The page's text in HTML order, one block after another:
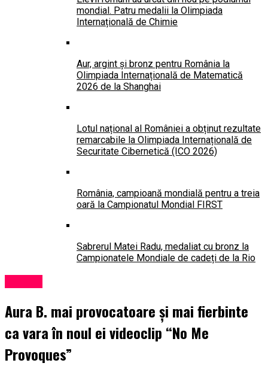
mondial. Patru medalii la Olimpiada
Internațională de Chimie
Aur, argint și bronz pentru România la
Olimpiada Internațională de Matematică
2026 de la Shanghai
Lotul național al României a obținut rezultate
remarcabile la Olimpiada Internațională de
Securitate Cibernetică (ICO 2026)
România, campioană mondială pentru a treia
oară la Campionatul Mondial FIRST
Sabrerul Matei Radu, medaliat cu bronz la
Campionatele Mondiale de cadeți de la Rio
Aura B. mai provocatoare și mai fierbinte
ca vara în noul ei videoclip “No Me
Provoques”